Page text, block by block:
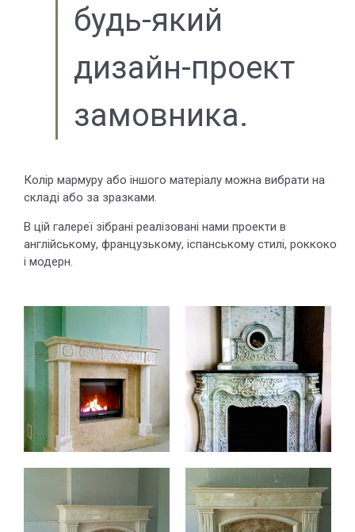
будь-який
дизайн-проект
замовника.
Колір мармуру або іншого матеріалу можна вибрати на
складі або за зразками.
В цій галереї зібрані реалізовані нами проекти в
англійському, французькому, іспанському стилі, роккоко
і модерн.